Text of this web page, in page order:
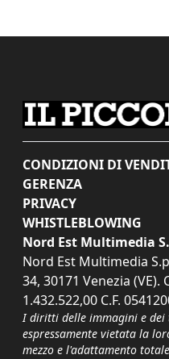
CONDIZIONI DI
GERENZA
PRIVACY
WHISTLEBLOWING
Nord Est Multimedia
Nord Est Multimedia
34, 30171 Venezia (VE).
1.432.522,00 C.F.
I diritti delle immagini e dei
espressamente vietata la
mezzo e l'adattamento